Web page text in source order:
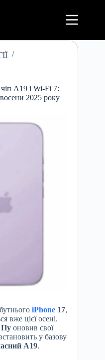
A19 і Wi-Fi 7:
2025 року
iPhone 17,
вже цієї осені.
Пу оновив свої
у базову
A19.